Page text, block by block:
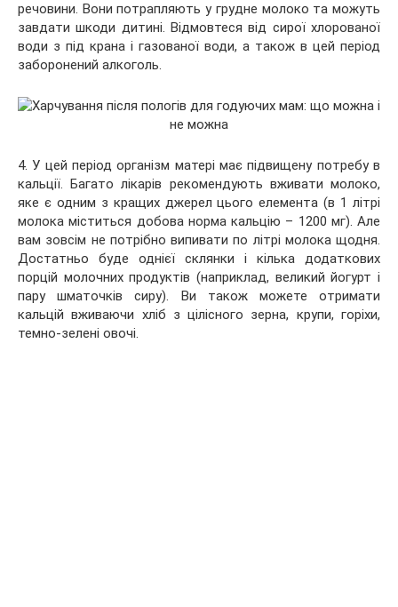
речовини. Вони потрапляють у грудне молоко та можуть
завдати шкоди дитині. Відмовтеся від сирої хлорованої
води з під крана і газованої води, а також в цей період
заборонений алкоголь.
4. У цей період організм матері має підвищену потребу в
кальції. Багато лікарів рекомендують вживати молоко,
яке є одним з кращих джерел цього елемента (в 1 літрі
молока міститься добова норма кальцію – 1200 мг). Але
вам зовсім не потрібно випивати по літрі молока щодня.
Достатньо буде однієї склянки і кілька додаткових
порцій молочних продуктів (наприклад, великий йогурт і
пару шматочків сиру). Ви також можете отримати
кальцій вживаючи хліб з цілісного зерна, крупи, горіхи,
темно-зелені овочі.